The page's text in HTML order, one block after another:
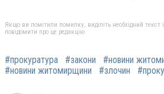
Якщо ви помітили помилку, виділіть необхідний текст
повідомити про це редакцію
#прокуратура #закони
#новини
#новини житомирщини
#злочин